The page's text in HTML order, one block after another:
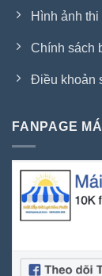
Hình ảnh thi
Chính sách
Điều khoản
FANPAGE